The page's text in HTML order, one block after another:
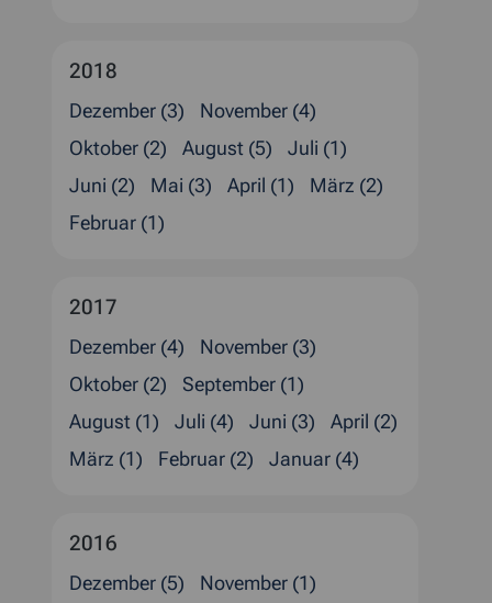
2018
Dezember (3)
November (4)
Oktober (2)
August (5)
Juli (1)
Juni (2)
Mai (3) April (1)
März (2)
Februar (1)
2017
Dezember (4)
November (3)
Oktober (2)
September (1)
August (1)
Juli (4) Juni (3)
April (2)
März (1)
Februar (2) Januar (4)
2016
Dezember (5) November (1)